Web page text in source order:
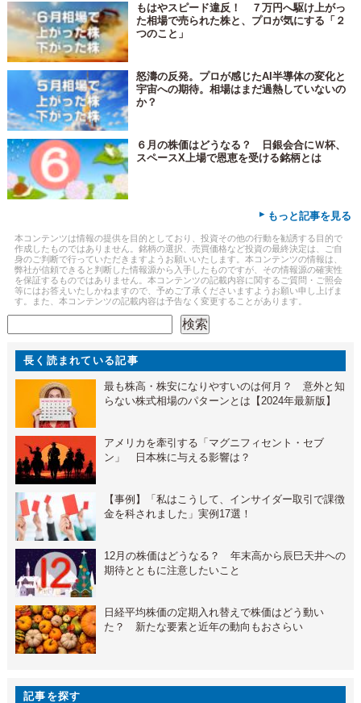
もはやスピード違反！ ７万円へ駆け上がっ
た相場で売られた株と、プロが気にする「２
つのこと」
怒濤の反発。プロが感じたAI半導体の変化と
宇宙への期待。相場はまだ過熱していないの
か？
６月の株価はどうなる？ 日銀会合にＷ杯、
スペースX上場で恩恵を受ける銘柄とは
▸ もっと記事を見る
本コンテンツは情報の提供を目的としており、投資その他の行動を勧誘する目的で
作成したものではありません。銘柄の選択、売買価格など投資の最終決定は、ご自
身のご判断で行っていただきますようお願いいたします。本コンテンツの情報は、
弊社が信頼できると判断した情報源から入手したものですが、その情報源の確実性
を保証するものではありません。本コンテンツの記載内容に関するご質問・ご照会
等にはお答えいたしかねますので、予めご了承くださいますようお願い申し上げま
す。また、本コンテンツの記載内容は予告なく変更することがあります。
検索
長く読まれている記事
最も株高・株安になりやすいのは何月？ 意外と知
らない株式相場のパターンとは【2024年最新版】
アメリカを牽引する「マグニフィセント・セブ
ン」 日本株に与える影響は？
【事例】「私はこうして、インサイダー取引で課徴
金を科されました」実例17選！
12月の株価はどうなる？ 年末高から辰巳天井への
期待とともに注意したいこと
日経平均株価の定期入れ替えで株価はどう動い
た？ 新たな要素と近年の動向もおさらい
記事を探す